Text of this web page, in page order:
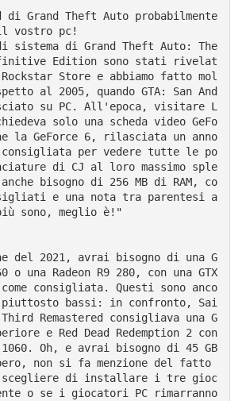
di Grand Theft Auto probabilmente
vostro pc!
di Grand Theft Auto: The
Edition sono stati rivelat
Store e abbiamo fatto mol
al 2005, quando GTA: San And
su PC. All'epoca, visitare L
solo una scheda video GeFo
la GeForce 6, rilasciata un anno
consigliata per vedere tutte le po
di CJ al loro massimo sple
bisogno di 256 MB di RAM, co
e una nota tra parentesi a
sono, meglio è!"
del 2021, avrai bisogno di una G
o una Radeon R9 280, con una GTX
come consigliata. Questi sono anco
bassi: in confronto, Sai
Remastered consigliava una G
e Red Dead Redemption 2 con
Oh, e avrai bisogno di 45 GB
non si fa menzione del fatto
scegliere di installare i tre gioc
o se i giocatori PC rimarranno